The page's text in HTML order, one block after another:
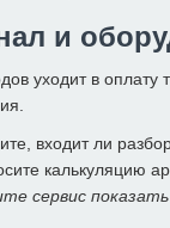
и
уходит в
входит ли
калькуляцию
сервис